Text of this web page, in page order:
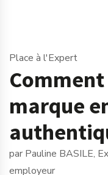
Place à l'Expert
marque
par Pauline BASILE,
employeur